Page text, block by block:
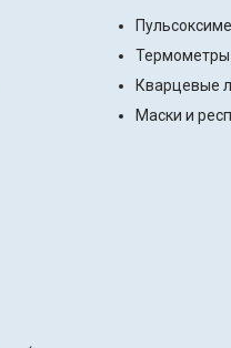
Термометры
Кварцевые
Маски и